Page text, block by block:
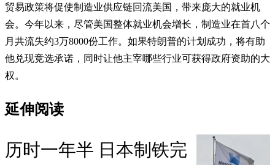
贸易政策将促使制造业供应链回流美国，带来庞大的就业机
会。今年以来，尽管美国整体就业机会增长，制造业在首八个
月共流失约3万8000份工作。如果特朗普的计划成功，将有助
他兑现竞选承诺，同时让他主宰哪些行业可获得政府资助的大
权。
延伸阅读
历时一年半 日本制铁完